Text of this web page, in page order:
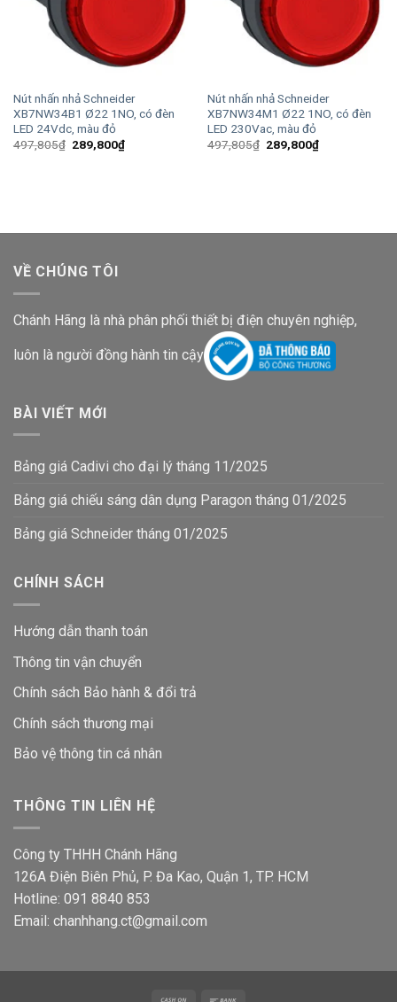
Nút nhấn nhả Schneider
XB7NW34B1 Ø22 1NO, có đèn
LED 24Vdc, màu đỏ
497,805₫ Giá
289,800₫Giá
hiện
Nút nhấn nhả Schneider
XB7NW34M1 Ø22 1NO, có đèn
LED 230Vac, màu đỏ
497,805₫ Giá
289,800₫Giá
hiện
VỀ CHÚNG TÔI
Chánh Hãng là nhà phân phối thiết bị điện chuyên nghiệp,
luôn là người đồng hành tin cậy
BÀI VIẾT MỚI
Bảng giá Cadivi cho đại lý tháng 11/2025
Bảng giá chiếu sáng dân dụng Paragon tháng 01/2025
Bảng giá Schneider tháng 01/2025
CHÍNH SÁCH
Hướng dẫn thanh toán
Thông tin vận chuyển
Chính sách Bảo hành & đổi trả
Chính sách thương mại
Bảo vệ thông tin cá nhân
THÔNG TIN LIÊN HỆ
Công ty THHH Chánh Hãng
126A Điện Biên Phủ, P. Đa Kao, Quận 1, TP. HCM
Hotline: 091 8840 853
Email: chanhhang.ct@gmail.com